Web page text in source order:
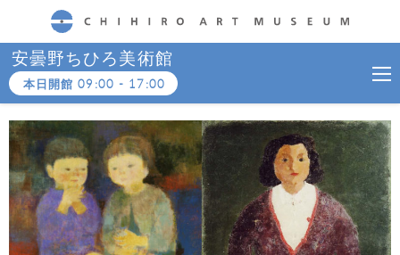
CHIHIRO ART MUSEUM
安曇野ちひろ美術館
本日開館09:00 - 17:00